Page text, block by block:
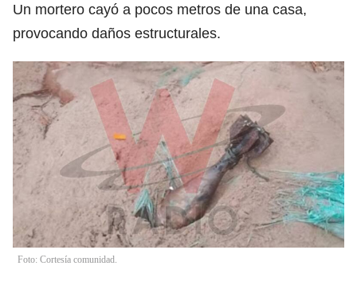
Un mortero cayó a pocos metros de una casa,
provocando daños estructurales.
Foto: Cortesía comunidad.